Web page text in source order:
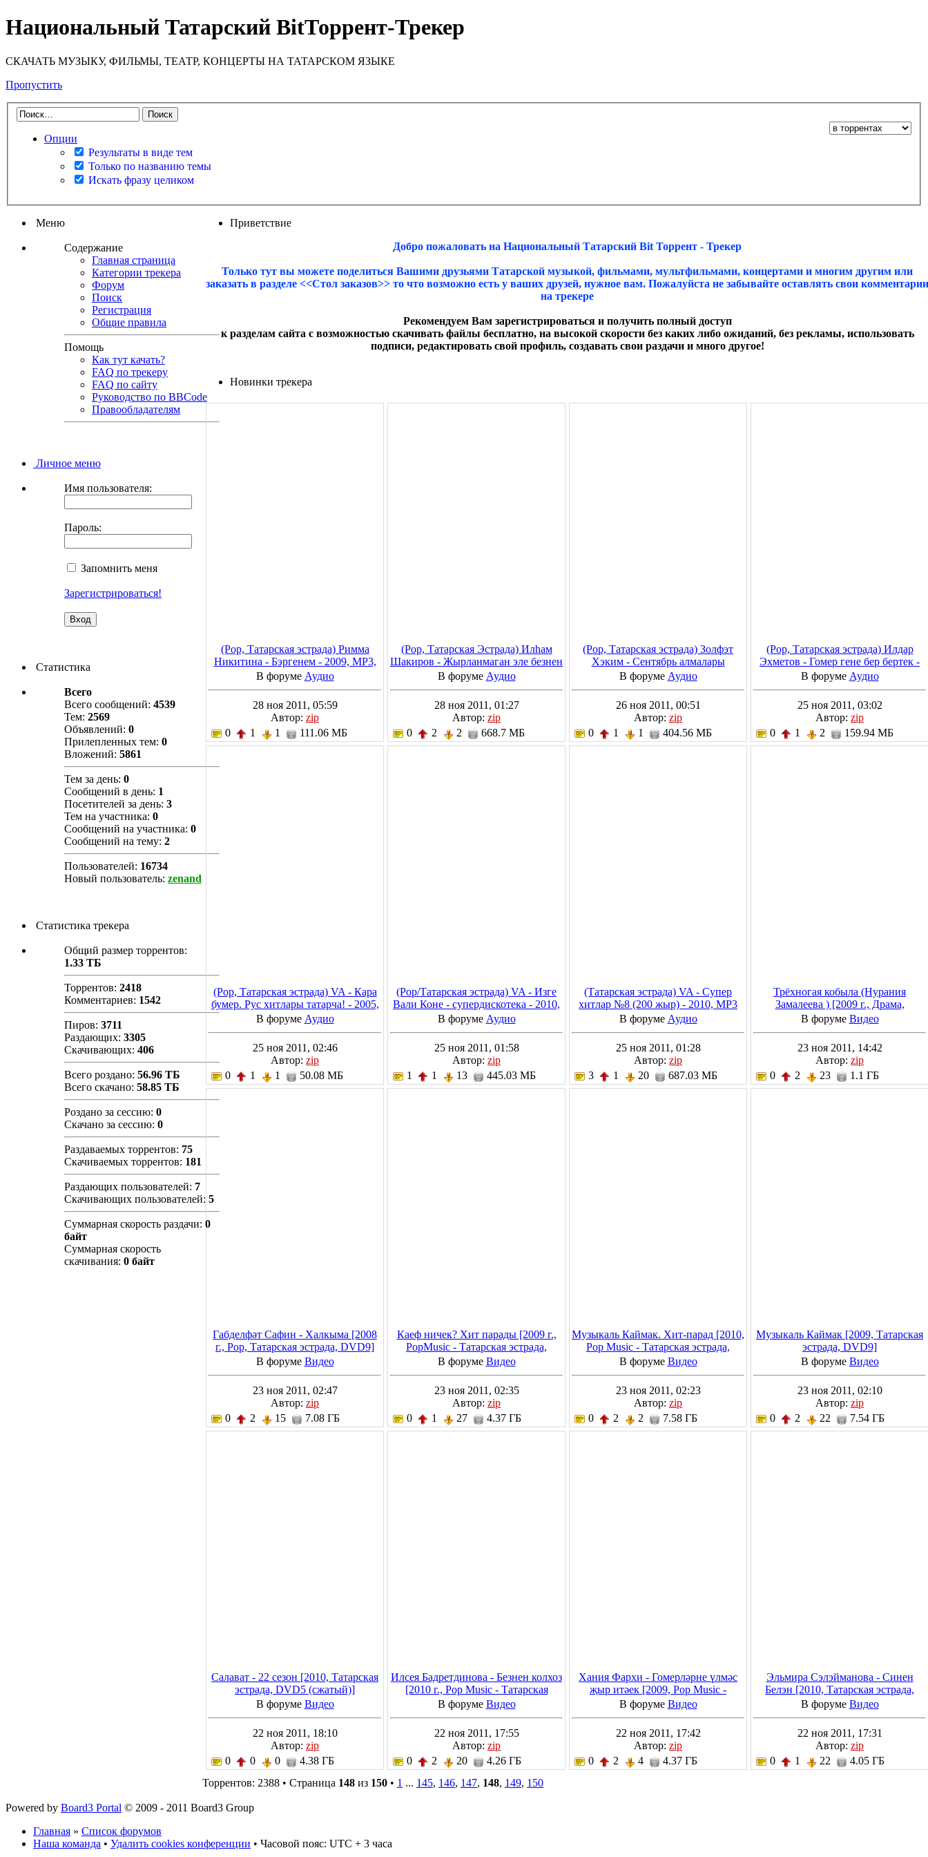
Национальный Татарский BitТоррент-Трекер
СКАЧАТЬ МУЗЫКУ, ФИЛЬМЫ, ТЕАТР, КОНЦЕРТЫ НА ТАТАРСКОМ ЯЗЫКЕ
Пропустить
Опции
Результаты в виде тем
Только по названию темы
Искать фразу целиком
Меню
Содержание
Главная страница
Категории трекера
Форум
Поиск
Регистрация
Общие правила
Помощь
Как тут качать?
FAQ по трекеру
FAQ по сайту
Руководство по BBCode
Правообладателям
Личное меню
Имя пользователя:
Пароль:
Запомнить меня
Зарегистрироваться!
Статистика
Всего
Всего сообщений: 4539
Тем: 2569
Объявлений: 0
Прилепленных тем: 0
Вложений: 5861
Тем за день: 0
Сообщений в день: 1
Посетителей за день: 3
Тем на участника: 0
Сообщений на участника: 0
Сообщений на тему: 2
Пользователей: 16734
Новый пользователь: zenand
Статистика трекера
Общий размер торрентов:
1.33 ТБ
Торрентов: 2418
Комментариев: 1542
Пиров: 3711
Раздающих: 3305
Скачивающих: 406
Всего роздано: 56.96 ТБ
Всего скачано: 58.85 ТБ
Роздано за сессию: 0
Скачано за сессию: 0
Раздаваемых торрентов: 75
Скачиваемых торрентов: 181
Раздающих пользователей: 7
Скачивающих пользователей: 5
Суммарная скорость раздачи: 0
байт
Суммарная скорость
скачивания: 0 байт
Приветствие
Добро пожаловать на Национальный Татарский Bit Торрент - Трекер
Только тут вы можете поделиться Вашими друзьями Татарской музыкой, фильмами, мультфильмами, концертами и многим другим или
заказать в разделе <<Стол заказов>> то что возможно есть у ваших друзей, нужное вам. Пожалуйста не забывайте оставлять свои комментарии
на трекере
Рекомендуем Вам зарегистрироваться и получить полный доступ
к разделам сайта с возможностью скачивать файлы бесплатно, на высокой скорости без каких либо ожиданий, без рекламы, использовать
подписи, редактировать свой профиль, создавать свои раздачи и много другое!
Новинки трекера
(Pop, Татарская эстрада) Римма
Никитина - Бэргенем - 2009, MP3,
320 kbps
В форуме Аудио
28 ноя 2011, 05:59
Автор: zip
0
1 1 111.06 МБ
(Pop, Татарская Эстрада) Илhам
Шакиров - Жырланмаган эле безнен
жыр - 2007, MP3, 192 kbps
В форуме Аудио
28 ноя 2011, 01:27
Автор: zip
0
2 2 668.7 МБ
(Pop, Татарская эстрада) Золфэт
Хэким - Сентябрь алмалары
image+.cue 900 kbps
В форуме Аудио
26 ноя 2011, 00:51
Автор: zip
0
1 1 404.56 МБ
(Pop, Татарская эстрада) Илдар
Эхметов - Гомер гене бер бертек -
2010, MP3, 320 kbps
В форуме Аудио
25 ноя 2011, 03:02
Автор: zip
0
1 2 159.94 МБ
(Pop, Татарская эстрада) VA - Кара
бумер. Рус хитлары татарча! - 2005,
MP3, VBR 96-192 kbps
В форуме Аудио
25 ноя 2011, 02:46
Автор: zip
0
1 1 50.08 МБ
(Pop/Татарская эстрада) VA - Изге
Вали Коне - супердискотека - 2010,
MP3, 320 kbps
В форуме Аудио
25 ноя 2011, 01:58
Автор: zip
1
1 13 445.03 МБ
(Татарская эстрада) VA - Супер
хитлар №8 (200 жыр) - 2010, MP3
(tracks), 128 kbps
В форуме Аудио
25 ноя 2011, 01:28
Автор: zip
3
1 20 687.03 МБ
Трёхногая кобыла (Нурания
Замалеева ) [2009 г., Драма,
DVDRip]
В форуме Видео
23 ноя 2011, 14:42
Автор: zip
0
2 23 1.1 ГБ
Габделфәт Сафин - Халкыма [2008
г., Pop, Татарская эстрада, DVD9]
В форуме Видео
23 ноя 2011, 02:47
Автор: zip
0
2 15 7.08 ГБ
Каеф ничек? Хит парады [2009 г.,
PopMusic - Татарская эстрада,
DVD5 (сжатый)]
В форуме Видео
23 ноя 2011, 02:35
Автор: zip
0
1 27 4.37 ГБ
Музыкаль Каймак. Хит-парад [2010,
Pop Music - Татарская эстрада,
DVD9]
В форуме Видео
23 ноя 2011, 02:23
Автор: zip
0
2 2 7.58 ГБ
Музыкаль Каймак [2009, Татарская
эстрада, DVD9]
В форуме Видео
23 ноя 2011, 02:10
Автор: zip
0
2 22 7.54 ГБ
Салават - 22 сезон [2010, Татарская
эстрада, DVD5 (сжатый)]
В форуме Видео
22 ноя 2011, 18:10
Автор: zip
0
0 0 4.38 ГБ
Илсея Бадретдинова - Безнен колхоз
[2010 г., Pop Music - Татарская
эстрада, DVD5]
В форуме Видео
22 ноя 2011, 17:55
Автор: zip
0
2 20 4.26 ГБ
Хания Фархи - Гомерләрне үлмәс
җыр итәек [2009, Pop Music -
Татарская Эстрада, DVD5 (сжатый)]
В форуме Видео
22 ноя 2011, 17:42
Автор: zip
0
2 4 4.37 ГБ
Эльмира Сэлэйманова - Синен
Белэн [2010, Татарская эстрада,
DVD5]
В форуме Видео
22 ноя 2011, 17:31
Автор: zip
0
1 22
4.05 ГБ
Торрентов: 2388 • Страница 148 из 150 • 1 ... 145, 146, 147, 148, 149, 150
Powered by Board3 Portal © 2009 - 2011 Board3 Group
Главная » Список форумов
Наша команда • Удалить cookies конференции • Часовой пояс: UTC + 3 часа